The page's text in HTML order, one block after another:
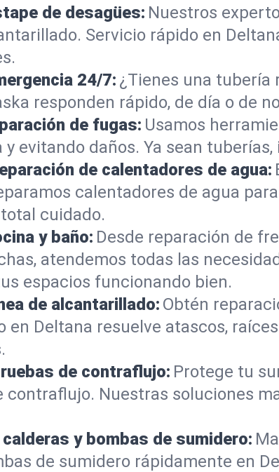
de desagües: Nuestros
Servicio rápido en
24/7: ¿Tienes una tubería
responden rápido, de día o de
de fugas: Usamos
y evitando daños. Ya sean
de calentadores de agua:
calentadores de agua
cuidado.
y baño: Desde reparación de
atendemos todas las
espacios funcionando bien.
de alcantarillado: Obtén
en Deltana resuelve atascos,
de contraflujo: Protege tu
Nuestras soluciones
y bombas de sumidero:
de sumidero rápidamente en